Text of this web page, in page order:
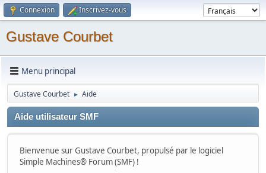
Connexion Inscrivez-vous
Gustave Courbet
Menu principal
Gustave Courbet ► Aide
Aide utilisateur SMF
Bienvenue sur Gustave Courbet, propulsé par le logiciel
Simple Machines® Forum (SMF) !